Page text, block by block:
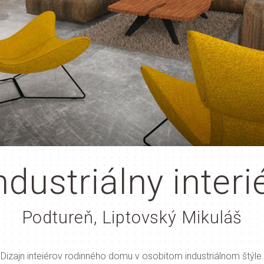
Podtureň, Liptovský Mikuláš
Dizajn inteiérov rodinného domu v osobitom industriálnom štýle.